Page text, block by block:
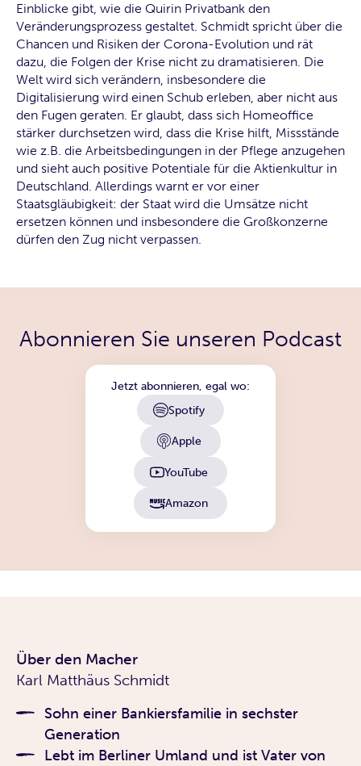
Einblicke gibt, wie die Quirin Privatbank den
Veränderungsprozess gestaltet. Schmidt spricht über die
Chancen und Risiken der Corona-Evolution und rät
dazu, die Folgen der Krise nicht zu dramatisieren. Die
Welt wird sich verändern, insbesondere die
Digitalisierung wird einen Schub erleben, aber nicht aus
den Fugen geraten. Er glaubt, dass sich Homeoffice
stärker durchsetzen wird, dass die Krise hilft, Missstände
wie z.B. die Arbeitsbedingungen in der Pflege anzugehen
und sieht auch positive Potentiale für die Aktienkultur in
Deutschland. Allerdings warnt er vor einer
Staatsgläubigkeit: der Staat wird die Umsätze nicht
ersetzen können und insbesondere die Großkonzerne
dürfen den Zug nicht verpassen.
Abonnieren Sie unseren Podcast
Jetzt abonnieren, egal wo:
Spotify
Apple
YouTube
Amazon
Über den Macher
Karl Matthäus Schmidt
Sohn einer Bankiersfamilie in sechster
Generation
Lebt im Berliner Umland und ist Vater von